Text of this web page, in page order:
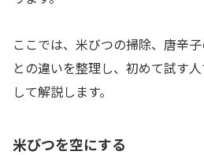
ここでは、米びつの掃除、唐辛
との違いを整理し、初めて試す
して解説します。
米びつを空にする